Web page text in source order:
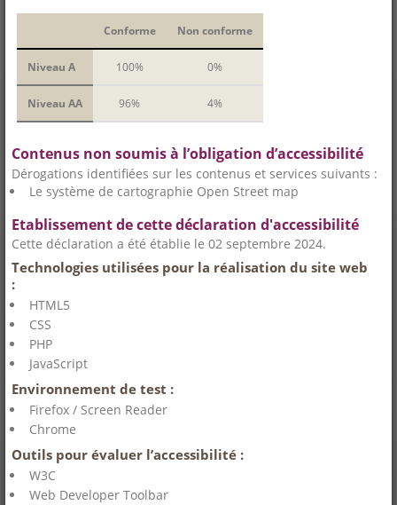
Conforme Non conforme
Niveau A 100% 0%
Niveau AA 96% 4%
Contenus non soumis à l’obligation d’accessibilité
Dérogations identifiées sur les contenus et services suivants :
Le système de cartographie Open Street map
Etablissement de cette déclaration d'accessibilité
Cette déclaration a été établie le 02 septembre 2024.
Technologies utilisées pour la réalisation du site web
:
HTML5
CSS
PHP
JavaScript
Environnement de test :
Firefox / Screen Reader
Chrome
Outils pour évaluer l’accessibilité :
W3C
Web Developer Toolbar